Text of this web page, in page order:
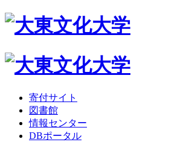
寄付サイト
図書館
情報センター
DBポータル